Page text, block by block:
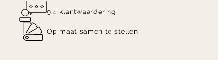
9.4 klantwaardering
Op maat samen te stellen